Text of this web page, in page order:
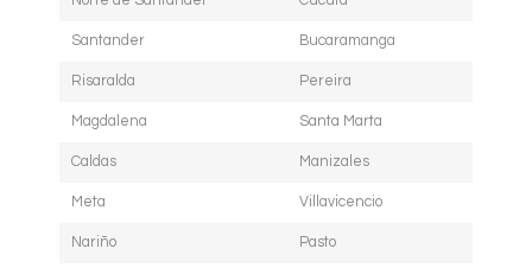
Santander Bucaramanga
Risaralda Pereira
Magdalena Santa Marta
Caldas Manizales
Meta Villavicencio
Nariño Pasto